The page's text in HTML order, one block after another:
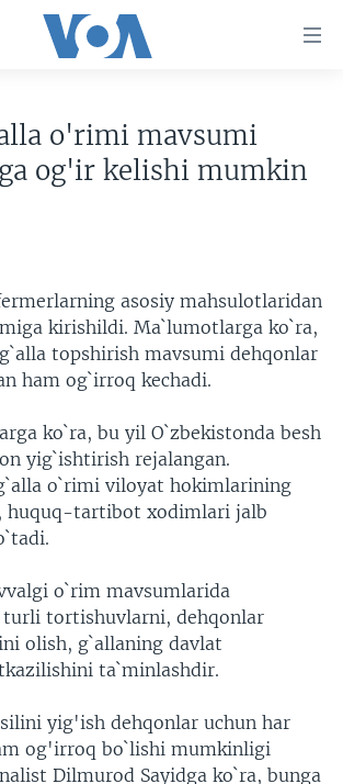
o'rimi mavsumi
og'ir kelishi mumkin
asosiy mahsulotlaridan
kirishildi. Ma`lumotlarga ko`ra,
topshirish mavsumi dehqonlar
ham og`irroq kechadi.
ko`ra, bu yil O`zbekistonda besh
yig`ishtirish rejalangan.
o`rimi viloyat hokimlarining
huquq-tartibot xodimlari jalb
o`rim mavsumlarida
tortishuvlarni, dehqonlar
olish, g`allaning davlat
ta`minlashdir.
yig'ish dehqonlar uchun har
og'irroq bo`lishi mumkinligi
Dilmurod Sayidga ko`ra, bunga